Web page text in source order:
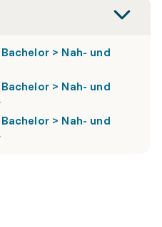
> Nah- und
> Nah- und
> Nah- und